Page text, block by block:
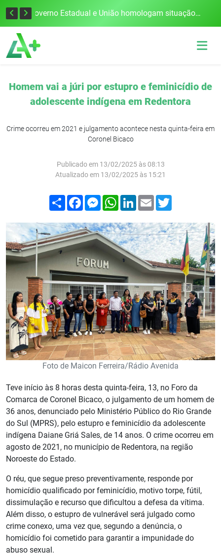
Defesa Civil alerta para risco de tornado e tempestades severas no RS entre esta quinta e sexta-feira Governo Estadual e União homologam situação de emergência em Frederico Westphalen após vendaval
Homem vai a júri por estupro e feminicídio de
adolescente indígena em Redentora
Crime ocorreu em 2021 e julgamento acontece nesta quinta-feira em
Coronel Bicaco
Publicado em 13/02/2025 às 08:13
Atualizado em 13/02/2025 às 15:21
Compartilhar
FacebookMessenger
WhatsApp
LinkedIn
Email
Foto de Maicon Ferreira/Rádio Avenida
Teve início às 8 horas desta quinta-feira, 13, no Foro da
Comarca de Coronel Bicaco, o julgamento de um homem de
36 anos, denunciado pelo Ministério Público do Rio Grande
do Sul (MPRS), pelo estupro e feminicídio da adolescente
indígena Daiane Griá Sales, de 14 anos. O crime ocorreu em
agosto de 2021, no município de Redentora, na região
Noroeste do Estado.
O réu, que segue preso preventivamente, responde por
homicídio qualificado por feminicídio, motivo torpe, fútil,
dissimulação e recurso que dificultou a defesa da vítima.
Além disso, o estupro de vulnerável será julgado como
crime conexo, uma vez que, segundo a denúncia, o
homicídio foi cometido para garantir a impunidade do
abuso sexual.